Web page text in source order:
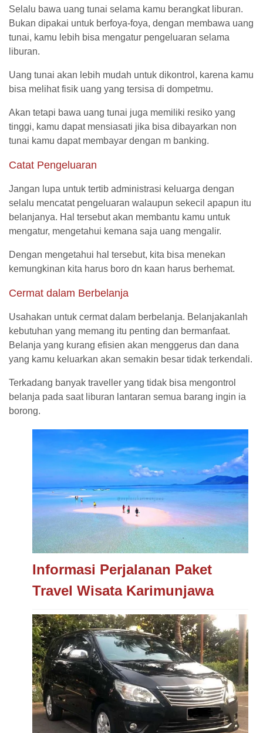
Selalu bawa uang tunai selama kamu berangkat liburan.
Bukan dipakai untuk berfoya-foya, dengan membawa uang
tunai, kamu lebih bisa mengatur pengeluaran selama
liburan.
Uang tunai akan lebih mudah untuk dikontrol, karena kamu
bisa melihat fisik uang yang tersisa di dompetmu.
Akan tetapi bawa uang tunai juga memiliki resiko yang
tinggi, kamu dapat mensiasati jika bisa dibayarkan non
tunai kamu dapat membayar dengan m banking.
Catat Pengeluaran
Jangan lupa untuk tertib administrasi keluarga dengan
selalu mencatat pengeluaran walaupun sekecil apapun itu
belanjanya. Hal tersebut akan membantu kamu untuk
mengatur, mengetahui kemana saja uang mengalir.
Dengan mengetahui hal tersebut, kita bisa menekan
kemungkinan kita harus boro dn kaan harus berhemat.
Cermat dalam Berbelanja
Usahakan untuk cermat dalam berbelanja. Belanjakanlah
kebutuhan yang memang itu penting dan bermanfaat.
Belanja yang kurang efisien akan menggerus dan dana
yang kamu keluarkan akan semakin besar tidak terkendali.
Terkadang banyak traveller yang tidak bisa mengontrol
belanja pada saat liburan lantaran semua barang ingin ia
borong.
Informasi Perjalanan Paket
Travel Wisata Karimunjawa